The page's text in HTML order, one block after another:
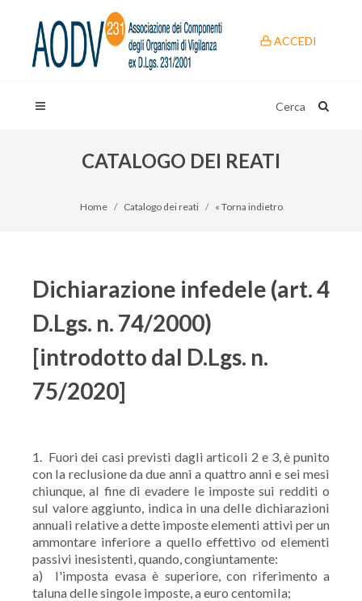
ACCEDI
Cerca
CATALOGO DEI REATI
Home Catalogo dei reati « Torna indietro
Dichiarazione infedele (art. 4
D.Lgs. n. 74/2000)
[introdotto dal D.Lgs. n.
75/2020]
1. Fuori dei casi previsti dagli articoli 2 e 3, è punito
con la reclusione da due anni a quattro anni e sei mesi
chiunque, al fine di evadere le imposte sui redditi o
sul valore aggiunto, indica in una delle dichiarazioni
annuali relative a dette imposte elementi attivi per un
ammontare inferiore a quello effettivo od elementi
passivi inesistenti, quando, congiuntamente:
a) l'imposta evasa è superiore, con riferimento a
taluna delle singole imposte, a euro centomila;